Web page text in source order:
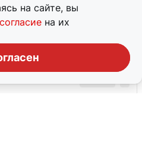
на сайте, вы
согласие на их